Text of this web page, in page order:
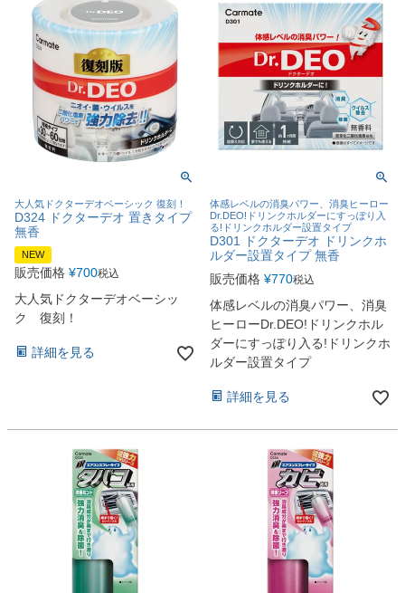
大人気ドクターデオベーシック 復刻！
D324 ドクターデオ 置きタイプ
無香
NEW
販売価格 ¥700税込
大人気ドクターデオベーシッ
ク 復刻！
詳細を見る
体感レベルの消臭パワー、消臭ヒーロー
Dr.DEO!ドリンクホルダーにすっぽり入
る!ドリンクホルダー設置タイプ
D301 ドクターデオ ドリンクホ
ルダー設置タイプ 無香
販売価格 ¥770税込
体感レベルの消臭パワー、消臭
ヒーローDr.DEO!ドリンクホル
ダーにすっぽり入る!ドリンクホ
ルダー設置タイプ
詳細を見る